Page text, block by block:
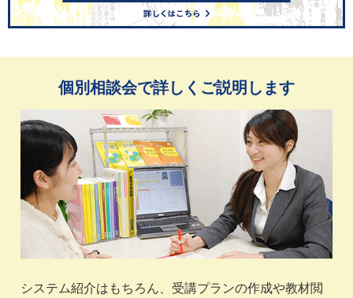
個別相談会で詳しくご説明します
システム紹介はもちろん、受講プランの作成や教材閲